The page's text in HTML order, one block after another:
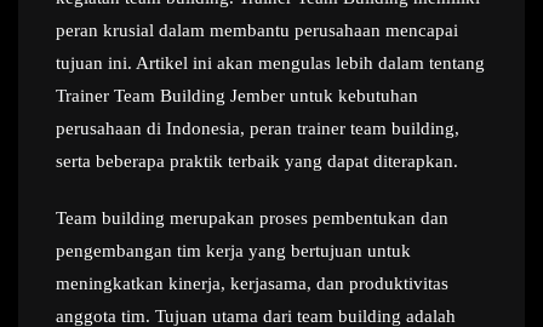
peran krusial dalam membantu perusahaan mencapai
tujuan ini. Artikel ini akan mengulas lebih dalam tentang
Trainer Team Building Jember untuk kebutuhan
perusahaan di Indonesia, peran trainer team building,
serta beberapa praktik terbaik yang dapat diterapkan.
Team building merupakan proses pembentukan dan
pengembangan tim kerja yang bertujuan untuk
meningkatkan kinerja, kerjasama, dan produktivitas
anggota tim. Tujuan utama dari team building adalah